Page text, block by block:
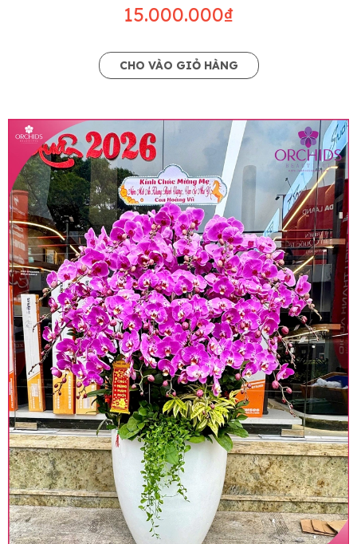
15.000.000₫
CHO VÀO GIỎ HÀNG